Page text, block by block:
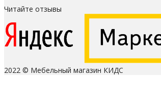
Читайте отзывы
2022 © Мебельный магазин КИДС